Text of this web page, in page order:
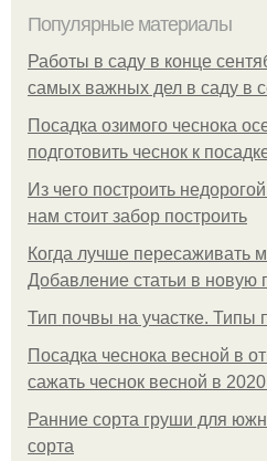
Популярные материалы
Работы в саду в конце
самых важных дел в саду в
Посадка озимого чеснока
подготовить чеснок к
Из чего построить
нам стоит забор построить
Когда лучше пересаживать
Добавление статьи в новую
Тип почвы на участке. Типы
Посадка чеснока весной в
сажать чеснок весной в
Ранние сорта груши для
сорта